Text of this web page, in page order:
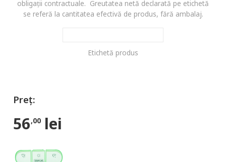
obligații contractuale. Greutatea netă declarată pe etichetă
se referă la cantitatea efectivă de produs, fără ambalaj.
Etichetă produs
56,00 lei